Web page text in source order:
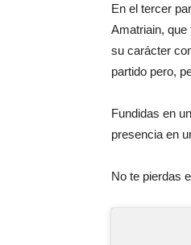
En el tercer
Amatriain, que
su carácter
partido pero,
Fundidas en
presencia en
No te pierdas